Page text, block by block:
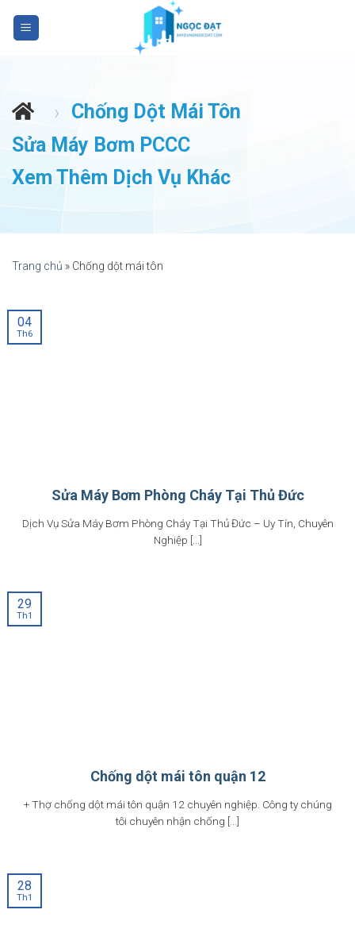
› Chống Dột Mái Tôn
Sửa Máy Bơm PCCC
Xem Thêm Dịch Vụ Khác
Trang chủ » Chống dột mái tôn
Sửa Máy Bơm Phòng Cháy Tại Thủ Đức
Dịch Vụ Sửa Máy Bơm Phòng Cháy Tại Thủ Đức – Uy Tín, Chuyên
Nghiệp [...]
04
Th6
Chống dột mái tôn quận 12
+ Thợ chống dột mái tôn quận 12 chuyên nghiệp. Công ty chúng
tôi chuyên nhận chống [...]
29
Th1
28
Th1